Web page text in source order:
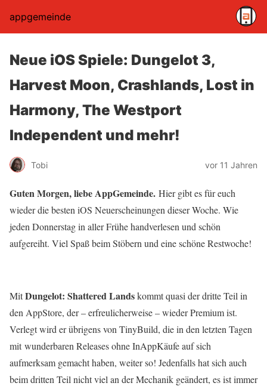
appgemeinde
Neue iOS Spiele: Dungelot 3,
Harvest Moon, Crashlands, Lost in
Harmony, The Westport
Independent und mehr!
Tobi vor 11 Jahren
Guten Morgen, liebe AppGemeinde. Hier gibt es für euch
wieder die besten iOS Neuerscheinungen dieser Woche. Wie
jeden Donnerstag in aller Frühe handverlesen und schön
aufgereiht. Viel Spaß beim Stöbern und eine schöne Restwoche!
MitDungelot: Shattered Landskommt quasi der dritte Teil in
den AppStore, der – erfreulicherweise – wieder Premium ist.
Verlegt wird er übrigens von TinyBuild, die in den letzten Tagen
mit wunderbaren Releases ohne InAppKäufe auf sich
aufmerksam gemacht haben, weiter so! Jedenfalls hat sich auch
beim dritten Teil nicht viel an der Mechanik geändert, es ist immer